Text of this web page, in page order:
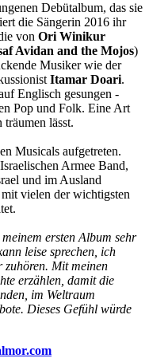
Debütalbum, das sie
die Sängerin 2016 ihr
von Ori Winikur
Avidan and the Mojos)
Musiker wie der
Itamar Doari.
Englisch gesungen -
Pop und Folk. Eine Art
lässt.
Musicals aufgetreten.
Armee Band,
und im Ausland
vielen der wichtigsten
ersten Album sehr
leise sprechen, ich
zuhören. Mit meinen
erzählen, damit die
im Weltraum
Dieses Gefühl würde